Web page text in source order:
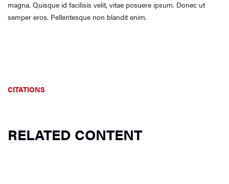
magna. Quisque id facilisis velit, vitae posuere ipsum. Donec ut
semper eros. Pellentesque non blandit enim.
CITATIONS
RELATED CONTENT